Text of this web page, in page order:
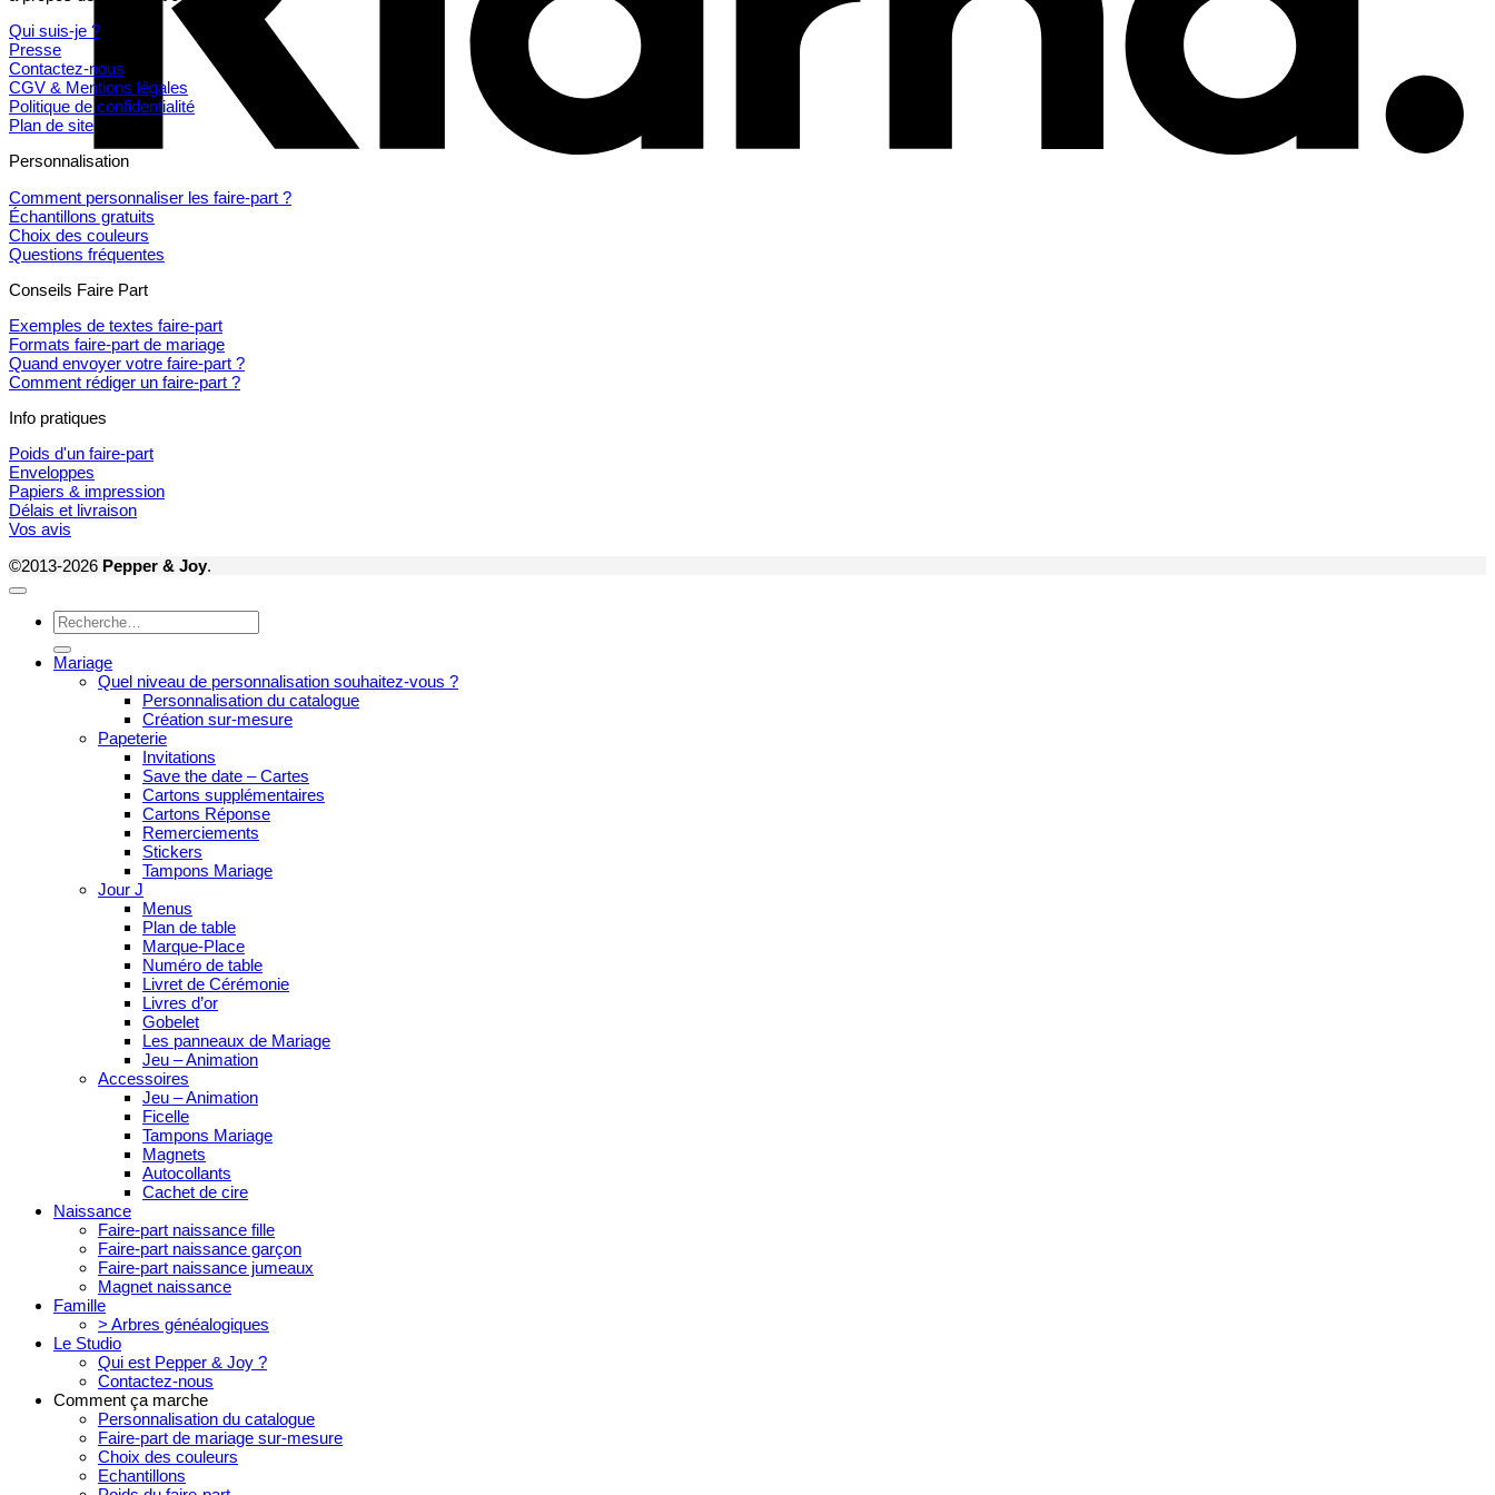
Qui suis-je ?
Presse
Contactez-nous
CGV & Mentions légales
Politique de confidentialité
Plan de site
Personnalisation
Comment personnaliser les faire-part ?
Échantillons gratuits
Choix des couleurs
Questions fréquentes
Conseils Faire Part
Exemples de textes faire-part
Formats faire-part de mariage
Quand envoyer votre faire-part ?
Comment rédiger un faire-part ?
Info pratiques
Poids d'un faire-part
Enveloppes
Papiers & impression
Délais et livraison
Vos avis
©2013-2026 Pepper & Joy.
Recherche
pour :
Mariage
Quel niveau de personnalisation souhaitez-vous ?
Personnalisation du catalogue
Création sur-mesure
Papeterie
Invitations
Save the date – Cartes
Cartons supplémentaires
Cartons Réponse
Remerciements
Stickers
Tampons Mariage
Jour J
Menus
Plan de table
Marque-Place
Numéro de table
Livret de Cérémonie
Livres d’or
Gobelet
Les panneaux de Mariage
Jeu – Animation
Accessoires
Jeu – Animation
Ficelle
Tampons Mariage
Magnets
Autocollants
Cachet de cire
Naissance
Faire-part naissance fille
Faire-part naissance garçon
Faire-part naissance jumeaux
Magnet naissance
Famille
> Arbres généalogiques
Le Studio
Qui est Pepper & Joy ?
Contactez-nous
Comment ça marche
Personnalisation du catalogue
Faire-part de mariage sur-mesure
Choix des couleurs
Echantillons